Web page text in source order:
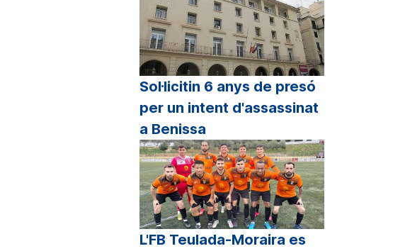
Sol·licitin 6 anys de presó
per un intent d'assassinat
a Benissa
L'FB Teulada-Moraira es